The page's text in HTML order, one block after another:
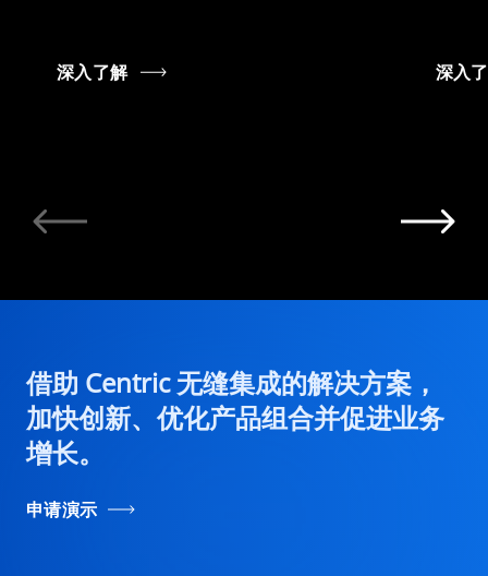
深入了解 深入
借助 Centric 无缝集成的解决方案，
加快创新、优化产品组合并促进业务
增长。
申请演示